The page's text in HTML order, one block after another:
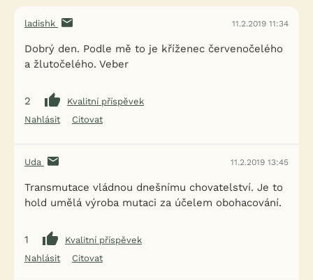
ladishk 11.2.2019 11:34
Dobrý den. Podle mě to je kříženec červenočelého
a žlutočelého. Veber
2
Kvalitní příspěvek
Nahlásit
Citovat
Uda 11.2.2019 13:45
Transmutace vládnou dnešnímu chovatelství. Je to
hold umělá výroba mutaci za účelem obohacování.
1
Kvalitní příspěvek
Nahlásit
Citovat